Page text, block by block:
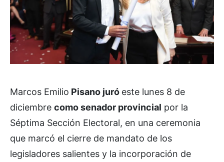
Marcos Emilio Pisano juró este lunes 8 de
diciembre como senador provincial por la
Séptima Sección Electoral, en una ceremonia
que marcó el cierre de mandato de los
legisladores salientes y la incorporación de